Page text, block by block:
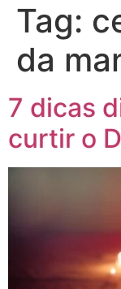
Tag:
da
7 dicas
curtir o